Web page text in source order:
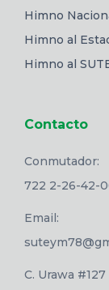
Himno
Himno al
Himno al
Contacto
Conmutador:
722 2-26-42-
Email:
C. Urawa #127